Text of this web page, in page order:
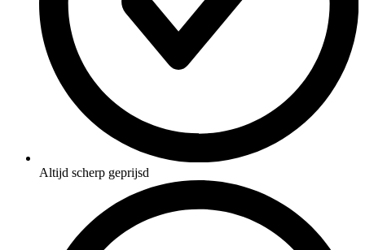
Altijd scherp geprijsd